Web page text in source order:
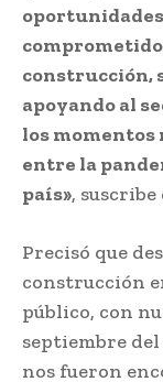
construcción,
apoyando al
los momentos
entre la
país»,
Precisó que
construcción
público, con
septiembre del
nos fueron